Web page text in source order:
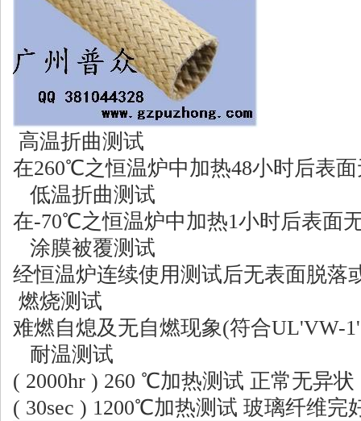
高温折曲测试
在260℃之恒温炉中加热48小时后表
低温折曲测试
在-70℃之恒温炉中加热1小时后表面
涂膜被覆测试
经恒温炉连续使用测试后无表面脱落
燃烧测试
难燃自熄及无自燃现象(符合UL'VW-
耐温测试
( 2000hr ) 260 ℃加热测试 正常无异
( 30sec ) 1200℃加热测试 玻璃纤维完